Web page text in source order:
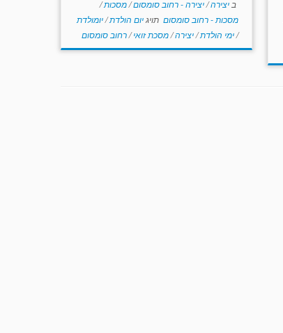
ב יצירה/יצירה - רחוב סומסום/מסכות/
מסכות - רחוב סומסום תויגיום הולדת/יומולדת
/ימי הולדת/יצירה/מסכת זואי/רחוב סומסום